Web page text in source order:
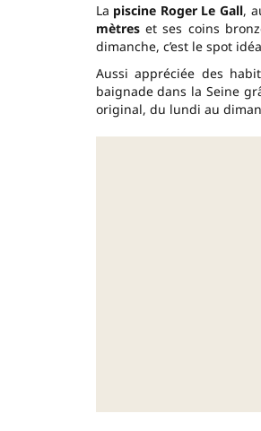
La piscine Roger Le Gall,
mètreset ses coins
dimanche, c’est le spot
Aussi appréciée des
baignade dans la Seine
original, du lundi au